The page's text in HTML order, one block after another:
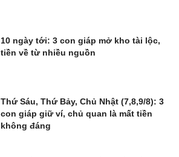
10 ngày tới: 3 con giáp mở kho tài lộc,
tiền về từ nhiều nguồn
Thứ Sáu, Thứ Bảy, Chủ Nhật (7,8,9/8): 3
con giáp giữ ví, chủ quan là mất tiền
không đáng